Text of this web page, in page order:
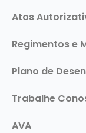
Atos
Regimentos e
Plano de
Trabalhe
AVA